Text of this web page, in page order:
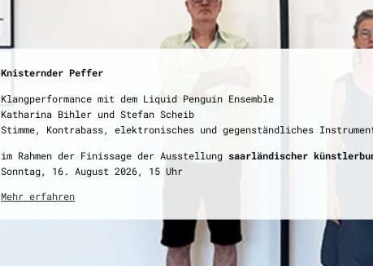
saarländischer künstlerbund
Dauer der Ausstellung
21. Juni – 16. August 2026
Finissage: Sonntag, 16. August 2026, 15 Uhr
Öffnungszeiten
Di–Fr, 10–17 Uhr
So 14–18 Uhr
Mehr erfahren
Knisternder Peffer
Klangperformance mit dem Liquid Penguin Ensemble
Katharina Bihler und Stefan Scheib
Stimme, Kontrabass, elektronisches und gegenständliches
im Rahmen der Finissage der Ausstellung saarländischer
Sonntag, 16. August 2026, 15 Uhr
Mehr erfahren